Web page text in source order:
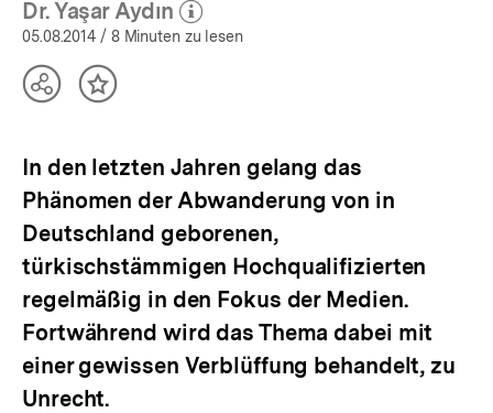
Dr. Yaşar Aydın
(Mehr zum Autor)
öffnen
05.08.2014 / 8 Minuten zu lesen
TeilenInhalt
In den letzten Jahren gelang das
Phänomen der Abwanderung von in
Deutschland geborenen,
türkischstämmigen Hochqualifizierten
regelmäßig in den Fokus der Medien.
Fortwährend wird das Thema dabei mit
einer gewissen Verblüffung behandelt, zu
Unrecht.